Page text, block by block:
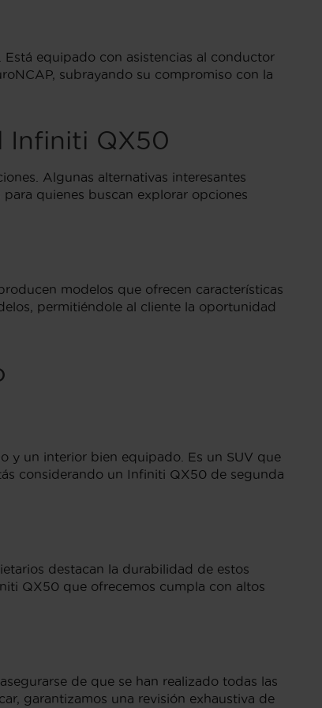
equipado con asistencias al conductor
subrayando su compromiso con la
Infiniti QX50
Algunas alternativas interesantes
quienes buscan explorar opciones
modelos que ofrecen características
permitiéndole al cliente la oportunidad
y un interior bien equipado. Es un SUV que
considerando un Infiniti QX50 de segunda
destacan la durabilidad de estos
QX50 que ofrecemos cumpla con altos
de que se han realizado todas las
garantizamos una revisión exhaustiva de